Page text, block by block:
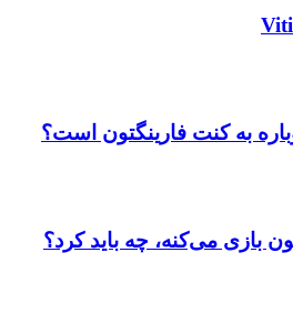
به کنت فارینگتون است؟
بازی می‌کنه، چه باید کرد؟